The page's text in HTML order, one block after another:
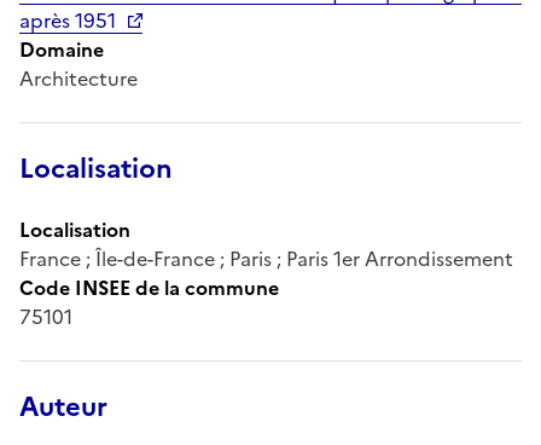
après 1951
Domaine
Architecture
Localisation
Localisation
France ; Île-de-France ; Paris ; Paris 1er Arrondissement
Code INSEE de la commune
75101
Auteur